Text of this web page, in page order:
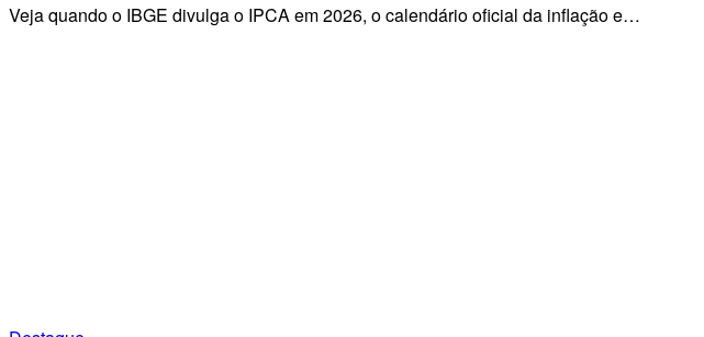
Veja quando o IBGE divulga o IPCA em 2026, o calendário oficial da inflação e…